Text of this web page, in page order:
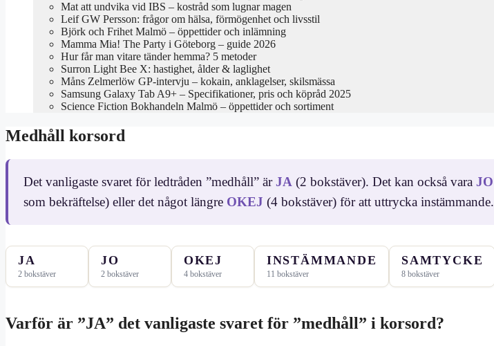
Mat att undvika vid IBS – kostråd som lugnar magen
Leif GW Persson: frågor om hälsa, förmögenhet och livsstil
Björk och Frihet Malmö – öppettider och inlämning
Mamma Mia! The Party i Göteborg – guide 2026
Hur får man vitare tänder hemma? 5 metoder
Surron Light Bee X: hastighet, ålder & laglighet
Måns Zelmerlöw GP-intervju – kokain, anklagelser, skilsmässa
Samsung Galaxy Tab A9+ – Specifikationer, pris och köpråd 2025
Science Fiction Bokhandeln Malmö – öppettider och sortiment
Medhåll korsord
Det vanligaste svaret för ledtråden ”medhåll” ärJA (2 bokstäver). Det kan också varaJO
som bekräftelse) eller det något längre OKEJ (4 bokstäver) för att uttrycka instämmande.
JA
2 bokstäver
JO
2 bokstäver
OKEJ
4 bokstäver
INSTÄMMANDE
11 bokstäver
SAMTYCKE
8 bokstäver
Varför är ”JA” det vanligaste svaret för ”medhåll” i korsord?